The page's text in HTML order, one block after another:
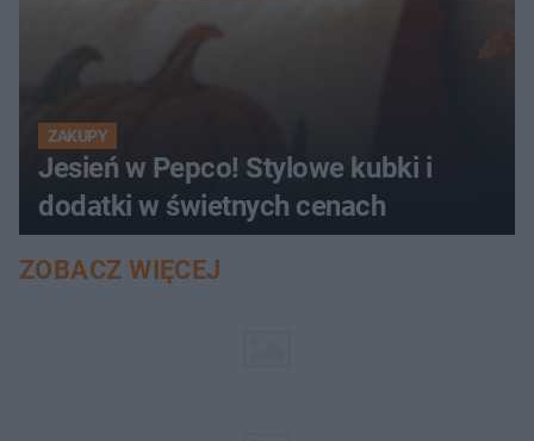
ZAKUPY
Jesień w Pepco! Stylowe kubki i
dodatki w świetnych cenach
ZOBACZ WIĘCEJ